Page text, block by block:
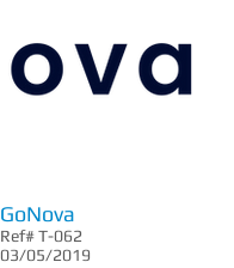
GoNova
Ref# T-062
03/05/2019